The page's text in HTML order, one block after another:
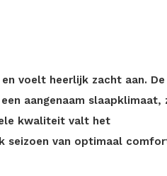
voelt heerlijk zacht aan. De
aangenaam slaapklimaat,
kwaliteit valt het
seizoen van optimaal